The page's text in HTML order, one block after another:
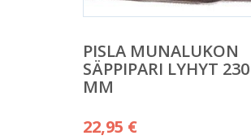
PISLA MUNALUKON
SÄPPIPARI LYHYT 230
MM
22,95 €